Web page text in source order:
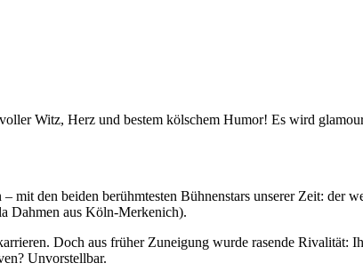
Witz, Herz und bestem kölschem Humor! Es wird
den beiden berühmtesten Bühnenstars unserer Zeit: der
Dahmen aus Köln-Merkenich).
Doch aus früher Zuneigung wurde rasende Rivalität:
Unvorstellbar.